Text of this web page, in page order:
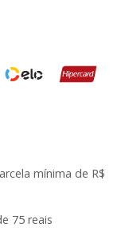
mínima de R$
75 reais